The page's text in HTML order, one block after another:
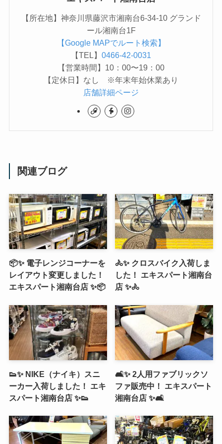
【所在地】神奈川県藤沢市湘南台6-34-10 グランド
ール湘南台1F
【Google MAPでルート検索】
【TEL】 0466-42-0031
【営業時間】10：00〜19：00
【定休日】なし ※年末年始休業あり
店舗詳細ページ
関連ブログ
📦✨ 電子レンジコーナーを
レイアウト変更しました！
エキスパート湘南台店 ✨📦
🚴✨ クロスバイク入荷しま
した！ エキスパート湘南台
店 ✨🚴
👟✨ NIKE（ナイキ）スニ
ーカー入荷しました！ エキ
スパート湘南台店 ✨👟
🛋️✨ 2人用ファブリックソ
ファ販売中！ エキスパート
湘南台店 ✨🛋️